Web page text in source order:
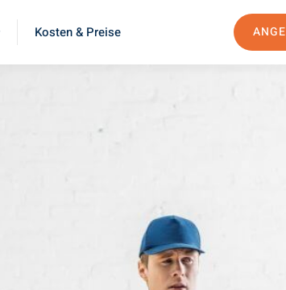
Kosten & Preise